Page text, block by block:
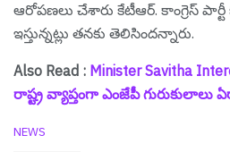
ఆరోప‌ణ‌లు చేశారు కేటీఆర్. కాంగ్రెస్ పార్టీ
ఇస్తున్న‌ట్లు త‌న‌కు తెలిసింద‌న్నారు.
Also Read : Minister Savitha
రాష్ట్ర వ్యాప్తంగా ఎంజేపీ గురుకులాలు
C
NEWS